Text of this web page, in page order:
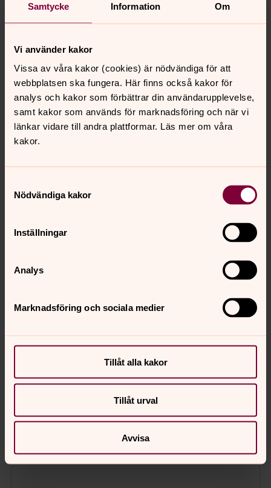
Samtycke Information Om
Vi använder kakor
Vissa av våra kakor (cookies) är nödvändiga för att
webbplatsen ska fungera. Här finns också kakor för
analys och kakor som förbättrar din användarupplevelse,
samt kakor som används för marknadsföring och när vi
länkar vidare till andra plattformar. Läs mer om våra
kakor.
Nödvändiga kakor
Inställningar
Analys
Marknadsföring och sociala medier
Tillåt alla kakor
Tillåt urval
Avvisa